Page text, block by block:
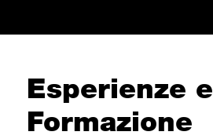
Esperienze e
Formazione